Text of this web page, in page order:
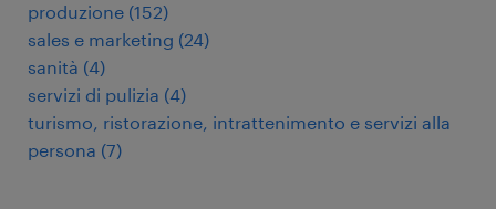
produzione (152)
sales e marketing (24)
sanità (4)
servizi di pulizia (4)
turismo, ristorazione, intrattenimento e servizi alla
persona (7)